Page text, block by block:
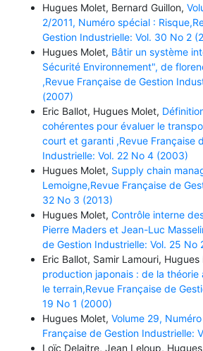
Hugues Molet, Bernard Guillon,
2/2011, Numéro spécial :
Gestion Industrielle: Vol. 30 No 2
Hugues Molet, Bâtir un système
Sécurité Environnement", de
,Revue Française de Gestion
(2007)
Eric Ballot, Hugues Molet,
cohérentes pour évaluer le
court et garanti ,Revue Française
Industrielle: Vol. 22 No 4 (2003)
Hugues Molet, Supply chain
Lemoigne,Revue Française de
32 No 3 (2013)
Hugues Molet, Contrôle interne
Pierre Maders et Jean-Luc
de Gestion Industrielle: Vol. 25 No
Eric Ballot, Samir Lamouri, Hugues
production japonais : de la théorie
le terrain,Revue Française de
19 No 1 (2000)
Hugues Molet, Volume 29,
Française de Gestion Industrielle:
Loïc Delaitre, Jean Leloup,